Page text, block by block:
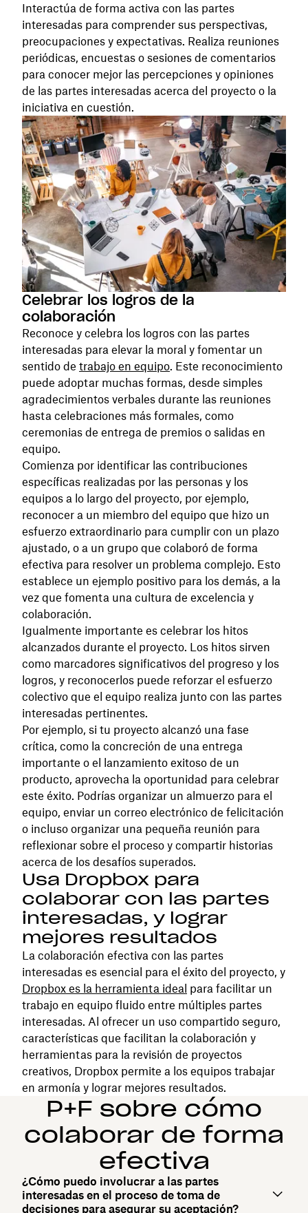
Interactúa de forma activa con las partes
interesadas para comprender sus perspectivas,
preocupaciones y expectativas. Realiza reuniones
periódicas, encuestas o sesiones de comentarios
para conocer mejor las percepciones y opiniones
de las partes interesadas acerca del proyecto o la
iniciativa en cuestión.
Celebrar los logros de la
colaboración
Reconoce y celebra los logros con las partes
interesadas para elevar la moral y fomentar un
sentido de trabajo en equipo. Este reconocimiento
puede adoptar muchas formas, desde simples
agradecimientos verbales durante las reuniones
hasta celebraciones más formales, como
ceremonias de entrega de premios o salidas en
equipo.
Comienza por identificar las contribuciones
específicas realizadas por las personas y los
equipos a lo largo del proyecto, por ejemplo,
reconocer a un miembro del equipo que hizo un
esfuerzo extraordinario para cumplir con un plazo
ajustado, o a un grupo que colaboró de forma
efectiva para resolver un problema complejo. Esto
establece un ejemplo positivo para los demás, a la
vez que fomenta una cultura de excelencia y
colaboración.
Igualmente importante es celebrar los hitos
alcanzados durante el proyecto. Los hitos sirven
como marcadores significativos del progreso y los
logros, y reconocerlos puede reforzar el esfuerzo
colectivo que el equipo realiza junto con las partes
interesadas pertinentes.
Por ejemplo, si tu proyecto alcanzó una fase
crítica, como la concreción de una entrega
importante o el lanzamiento exitoso de un
producto, aprovecha la oportunidad para celebrar
este éxito. Podrías organizar un almuerzo para el
equipo, enviar un correo electrónico de felicitación
o incluso organizar una pequeña reunión para
reflexionar sobre el proceso y compartir historias
acerca de los desafíos superados.
Usa Dropbox para
colaborar con las partes
interesadas, y lograr
mejores resultados
La colaboración efectiva con las partes
interesadas es esencial para el éxito del proyecto, y
Dropbox es la herramienta ideal para facilitar un
trabajo en equipo fluido entre múltiples partes
interesadas. Al ofrecer un uso compartido seguro,
características que facilitan la colaboración y
herramientas para la revisión de proyectos
creativos, Dropbox permite a los equipos trabajar
en armonía y lograr mejores resultados.
P+F sobre cómo
colaborar de forma
efectiva
¿Cómo puedo involucrar a las partes
interesadas en el proceso de toma de
decisiones para asegurar su aceptación?